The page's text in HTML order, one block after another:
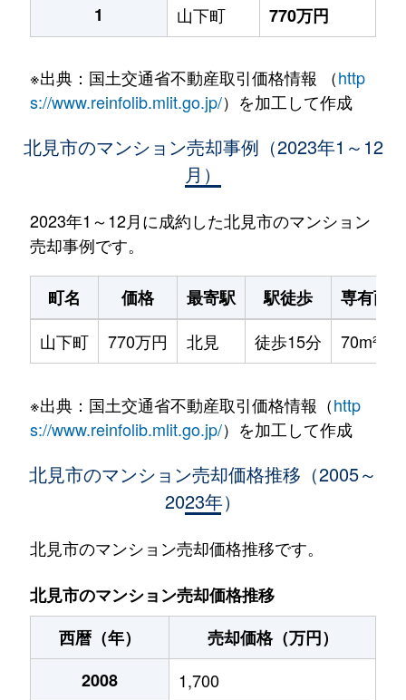
1
山下町 770万円
※出典：国土交通省不動産取引価格情報 （http
s://www.reinfolib.mlit.go.jp/）を加工して作成
北見市のマンション売却事例（2023年1～12
月）
2023年1～12月に成約した北見市のマンション
売却事例です。
町名 価格 最寄駅 駅徒歩
専有面積
山下町
770万円 北見 徒歩15分 70m²
※出典：国土交通省不動産取引価格情報（http
s://www.reinfolib.mlit.go.jp/）を加工して作成
北見市のマンション売却価格推移（2005～
2023年）
北見市のマンション売却価格推移です。
北見市のマンション売却価格推移
西暦（年）
売却価格（万円）
2008
1,700